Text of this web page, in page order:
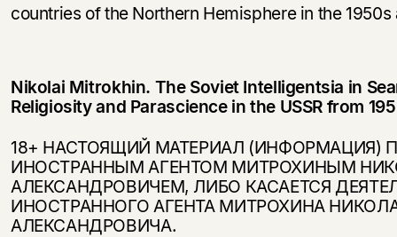
countries of the Northern Hemisphere in the 1950s
Nikolai Mitrokhin. The Soviet Intelligentsia in
Religiosity and Parascience in the USSR from
18+ НАСТОЯЩИЙ МАТЕРИАЛ (ИНФОРМАЦИЯ)
ИНОСТРАННЫМ АГЕНТОМ МИТРОХИНЫМ
АЛЕКСАНДРОВИЧЕМ, ЛИБО КАСАЕТСЯ
ИНОСТРАННОГО АГЕНТА МИТРОХИНА
АЛЕКСАНДРОВИЧА.